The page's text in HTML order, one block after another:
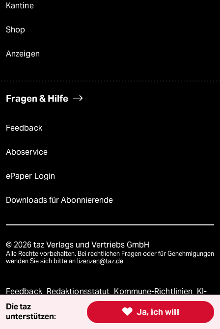
Kantine
Shop
Anzeigen
Fragen & Hilfe
Feedback
Aboservice
ePaper Login
Downloads für Abonnierende
© 2026 taz Verlags und Vertriebs GmbH
Alle Rechte vorbehalten. Bei rechtlichen Fragen oder für Genehmigungen
wenden Sie sich bitte an lizenzen@taz.de
Feedback Redaktionsstatut Kommune-Richtlinien KI-
Leitlinie Informant Datenschutz Impressum AGB
 Ja, ich will
Die taz
unterstützen: